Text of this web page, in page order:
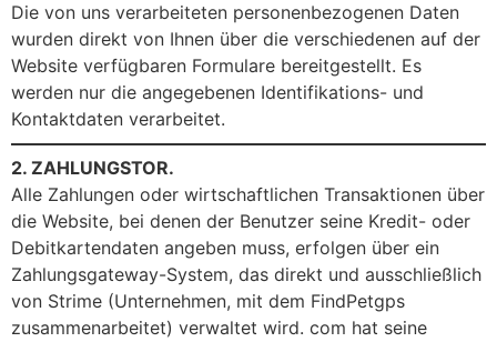
Die von uns verarbeiteten personenbezogenen Daten
wurden direkt von Ihnen über die verschiedenen auf der
Website verfügbaren Formulare bereitgestellt. Es
werden nur die angegebenen Identifikations- und
Kontaktdaten verarbeitet.
2. ZAHLUNGSTOR.
Alle Zahlungen oder wirtschaftlichen Transaktionen über
die Website, bei denen der Benutzer seine Kredit- oder
Debitkartendaten angeben muss, erfolgen über ein
Zahlungsgateway-System, das direkt und ausschließlich
von Strime (Unternehmen, mit dem FindPetgps
zusammenarbeitet) verwaltet wird. com hat seine